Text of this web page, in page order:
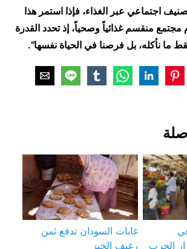
اجتماعي عبر الغذاء، فإذا استمر هذا
منقسم غذائياً وصحياً، إذ تحدد القدرة
ما نأكله، بل فرصنا في الحياة نفسها”.
الحرب
غابات السودان تدفع ثمن
رغيف الخبز